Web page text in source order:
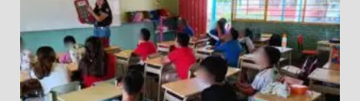
3
Inauguran la Galería Historia y
Arte en Cartonería
7 de agosto de 2026